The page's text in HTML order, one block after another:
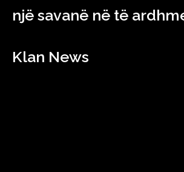
një savanë në të
Klan News